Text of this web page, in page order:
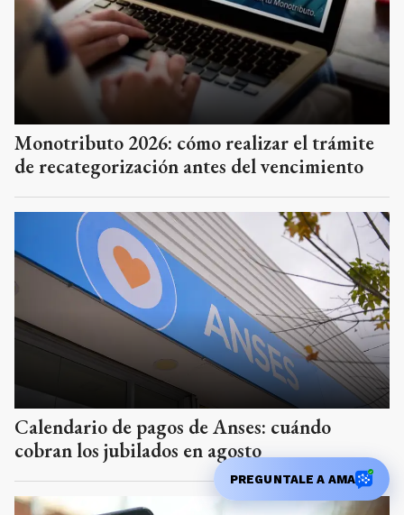
Monotributo 2026: cómo realizar el trámite
de recategorización antes del vencimiento
Calendario de pagos de Anses: cuándo
cobran los jubilados en agosto
PREGUNTALE A AMA